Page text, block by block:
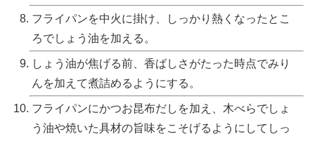
フライパンを中火に掛け、しっかり熱くなったとこ
ろでしょう油を加える。
しょう油が焦げる前、香ばしさがたった時点でみり
んを加えて煮詰めるようにする。
フライパンにかつお昆布だしを加え、木べらでしょ
う油や焼いた具材の旨味をこそげるようにしてしっ